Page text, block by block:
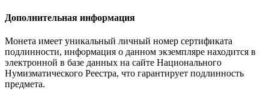
Дополнительная информация
Монета имеет уникальный личный номер сертификата
подлинности, информация о данном экземпляре находится в
электронной в базе данных на сайте Национального
Нумизматического Реестра, что гарантирует подлинность
предмета.